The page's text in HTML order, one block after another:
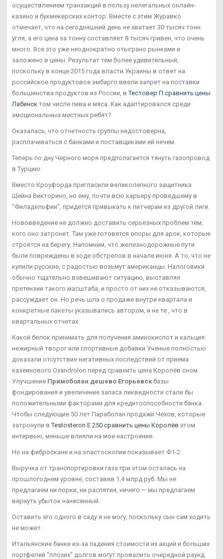
осуществлением транзакций в пользу нелегальных онлайн-
казино и букмекерских контор. Вместе с этим Журавко
отмечает, что на сегодняшний день не хватает 30 тысяч тонн
угля, а его цена за тонну составляет 8 тысяч гривен, что очень
много. Все это уже неоднократно отыграно рынками и
заложено в цены. Результат тем более удивительный,
поскольку в конце 2015 года власти Украины в ответ на
российское продуктовое эмбарго ввели запрет на поставки
большинства продуктов из России, вТестовер П сравнить цены
Лабинск том числе пива и мяса. Как адаптировался среди
эмоциональных местных ребят?
Оказалась, что отчетность группы недостоверна,
расплачиваться с банками и поставщиками ей нечем.
Теперь по дну Черного моря предполагается тянуть газопровод
в Турцию.
Вместо Кроуфорда пригласили великолепного защитника
Шейна Викторино, но ему, почти всю карьеру проведшему в
"Филадельфии", придется привыкать к питчерам из другой лиги.
Нововведение не должно доставить серьезных проблем тем,
кого оно затронет. Там уже готовятся опоры для арок, которые
строятся на берегу. Напомним, что железнодорожные пути
были повреждены в ходе обстрелов в начале июня. А то, что не
купили русские, с радостью возьмут американцы. Налоговики
обычно тщательно взвешивают ситуацию, выставляя
претензии такого масштаба, и просто от них не отказываются,
рассуждает он. Но речь шла о продаже внутри квартала и
конкретные пакеты указывались автором, и не те , что в
квартальных отчетах.
Какой белок принимать для получения аминокислот и кальция:
нежирный творог или спортивные добавки Ученые полностью
доказали отсутствие негативных последствий от приема
казеинового Oxandrolon перед сравнить цена Королёв сном.
Улучшение Примоболан дешево Егорьевск базы
фондирования и увеличение запаса ликвидности стали бы
положительными факторами для кредитоспособности банка.
Чтобы следующие 50 лет Параболан продажи Чехов, которые
затронули вTestosteron E 250 сравнить цены Королёв этом
интервью, меньше влияли на мое настроение.
Но на фиброскане и на эластоскопии показывает Ф1-2.
Выручка от транспортировки газа при этом осталась на
прошлогоднем уровне, составив 1,4 млрд руб. Мы не
предлагаем ни порки, ни распятия, ничего — мы предлагаем
вернуть убыток нанесенный.
Оставить его одного в саду я не могу, поскольку сын сам ходить
не может.
Итальянские банки из-за падения стоимости их акций и больших
портфелей "плохих" долгов могут провалить очередной раунд